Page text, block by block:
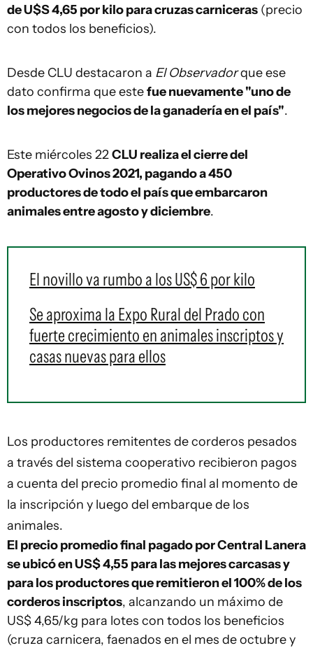
de U$S 4,65 por kilo para cruzas carniceras (precio
con todos los beneficios).
Desde CLU destacaron a El Observadorque ese
dato confirma que estefue nuevamente "uno de
los mejores negocios de la ganadería en el país".
Este miércoles 22CLU realiza el cierre del
Operativo Ovinos 2021, pagando a 450
productores de todo el país que embarcaron
animales entre agosto y diciembre.
El novillo va rumbo a los US$ 6 por kilo
Se aproxima la Expo Rural del Prado con
fuerte crecimiento en animales inscriptos y
casas nuevas para ellos
Los productores remitentes de corderos pesados
a través del sistema cooperativo recibieron pagos
a cuenta del precio promedio final al momento de
la inscripción y luego del embarque de los
animales.
El precio promedio final pagado por Central Lanera
se ubicó en US$ 4,55 para las mejores carcasas y
para los productores que remitieron el 100% de los
corderos inscriptos, alcanzando un máximo de
US$ 4,65/kg para lotes con todos los beneficios
(cruza carnicera, faenados en el mes de octubre y